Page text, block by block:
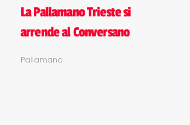
La Pallamano Trieste si
arrende al Conversano
Pallamano